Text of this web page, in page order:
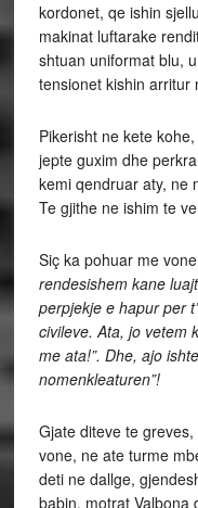
kordonet, qe ishin
makinat luftarake
shtuan uniformat blu,
tensionet kishin arritur
Pikerisht ne kete
jepte guxim dhe
kemi qendruar aty, ne
Te gjithe ne ishim te
Siç ka pohuar me
rendesishem kane
perpjekje e hapur per
civileve. Ata, jo vetem
me ata!”. Dhe, ajo
nomenkleaturen”!
Gjate diteve te
vone, ne ate turme
deti ne dallge,
babin, motrat Valbona